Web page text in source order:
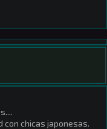
con chicas japonesas.